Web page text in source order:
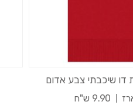
9.90 ש"ח